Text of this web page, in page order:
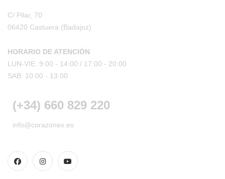
C/ Pilar, 70
06420 Castuera (Badajoz)
HORARIO DE ATENCIÓN
LUN-VIE: 9:00 - 14:00 / 17:00 - 20:00
SAB: 10:00 - 13:00
(+34) 660 829 220
info@corazonex.es